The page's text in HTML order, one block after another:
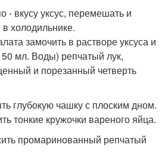
- вкусу уксус, перемешать и
холодильнике.
замочить в растворе уксуса и
мл. Воды) репчатый лук,
и порезанный четверть
глубокую чашку с плоским дном.
тонкие кружочки вареного яйца.
промаринованный репчатый